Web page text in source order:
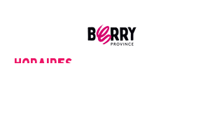
Horaires